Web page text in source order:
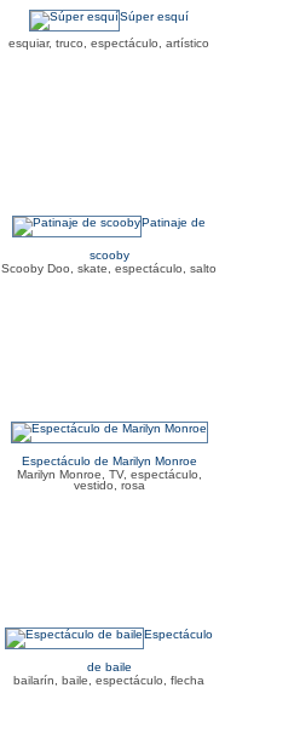
Súper esquí
esquiar, truco, espectáculo, artístico
Patinaje de
scooby
Scooby Doo, skate, espectáculo, salto
Espectáculo de Marilyn Monroe
Marilyn Monroe, TV, espectáculo,
vestido, rosa
Espectáculo
de baile
bailarín, baile, espectáculo, flecha